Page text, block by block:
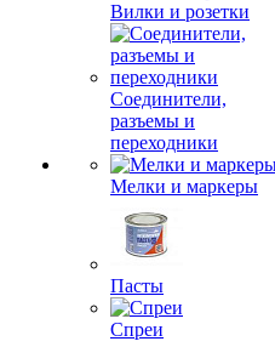
Вилки и розетки
Соединители,
разъемы и
переходники
Мелки и маркеры
Пасты
Спреи